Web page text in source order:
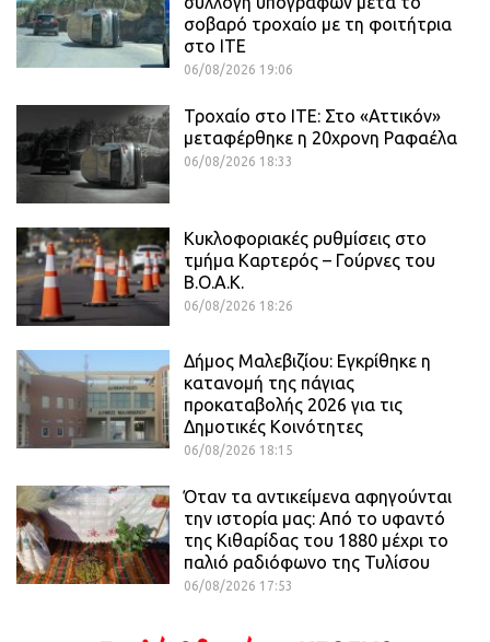
σοβαρό τροχαίο με τη φοιτήτρια
στο ΙΤΕ
06/08/2026 19:06
Τροχαίο στο ΙΤΕ: Στο «Αττικόν»
μεταφέρθηκε η 20χρονη Ραφαέλα
06/08/2026 18:33
Κυκλοφοριακές ρυθμίσεις στο
τμήμα Καρτερός – Γούρνες του
Β.Ο.Α.Κ.
06/08/2026 18:26
Δήμος Μαλεβιζίου: Εγκρίθηκε η
κατανομή της πάγιας
προκαταβολής 2026 για τις
Δημοτικές Κοινότητες
06/08/2026 18:15
Όταν τα αντικείμενα αφηγούνται
την ιστορία μας: Από το υφαντό
της Κιθαρίδας του 1880 μέχρι το
παλιό ραδιόφωνο της Τυλίσου
06/08/2026 17:53